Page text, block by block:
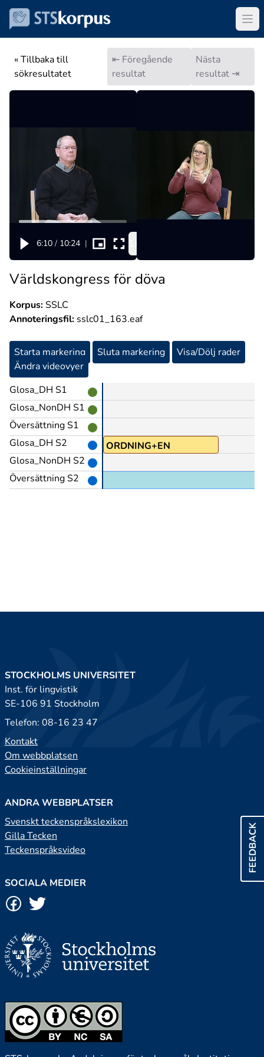
« Tillbaka till
sökresultatet
⇤ Föregående
resultat
Nästa
resultat ⇥
6:10 / 10:24 |
Världskongress för döva
Korpus:SSLC
Annoteringsfil: sslc01_163.eaf
Starta markering Sluta markering
Visa/Dölj rader
Ändra videovyer
Glosa_DH S1
Glosa_NonDH S1
Översättning S1
Glosa_DH S2
Glosa_NonDH S2
Översättning S2
ORDNING+EN
FEEDBACK
STOCKHOLMS UNIVERSITET
Inst. för lingvistik
SE-106 91 Stockholm
Telefon: 08-16 23 47
Kontakt
Om webbplatsen
Cookieinställningar
ANDRA WEBBPLATSER
Svenskt teckenspråkslexikon
Gilla Tecken
Teckenspråksvideo
SOCIALA MEDIER